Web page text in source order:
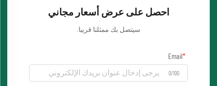
احصل على عرض أسعار مجاني
سيتصل بك ممثلنا قريبا.
Email
0/100